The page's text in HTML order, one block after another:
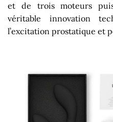
et de trois moteurs
véritable innovation
l’excitation prostatique et